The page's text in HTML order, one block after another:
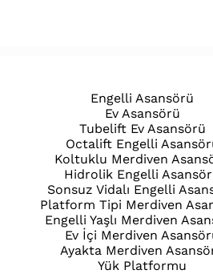
Engelli Asansörü
Ev Asansörü
Tubelift Ev Asansörü
Octalift Engelli
Koltuklu Merdiven
Hidrolik Engelli
Sonsuz Vidalı Engelli
Platform Tipi Merdiven
Engelli Yaşlı Merdiven
Ev İçi Merdiven
Ayakta Merdiven
Yük Platformu